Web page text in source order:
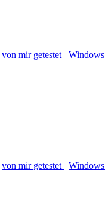
von mir getestet
Windows
von mir getestet
Windows